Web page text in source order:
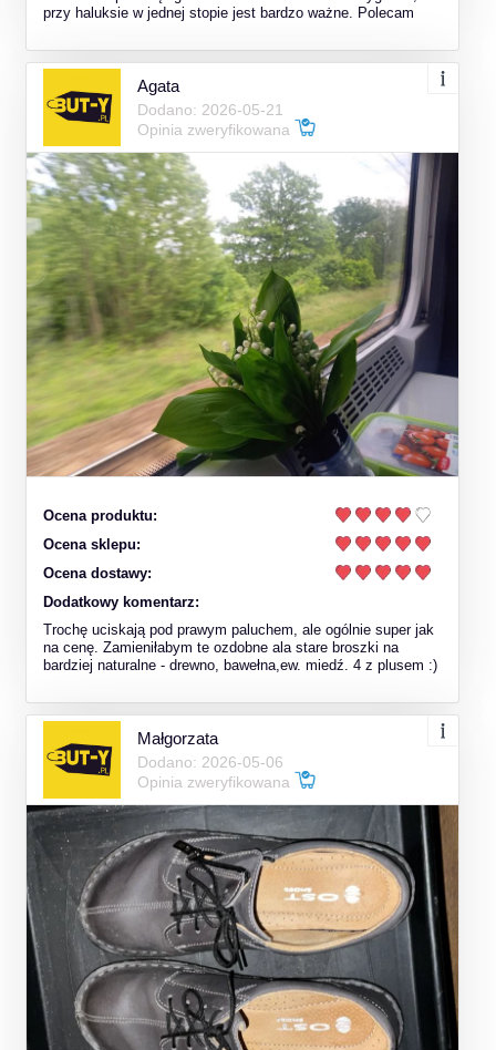
przy haluksie w jednej stopie jest bardzo ważne. Polecam
Agata
Dodano: 2026-05-21
Opinia zweryfikowana
Ocena produktu:
Ocena sklepu:
Ocena dostawy:
Dodatkowy komentarz:
Trochę uciskają pod prawym paluchem, ale ogólnie super jak
na cenę. Zamieniłabym te ozdobne ala stare broszki na
bardziej naturalne - drewno, bawełna,ew. miedź. 4 z plusem :)
Małgorzata
Dodano: 2026-05-06
Opinia zweryfikowana